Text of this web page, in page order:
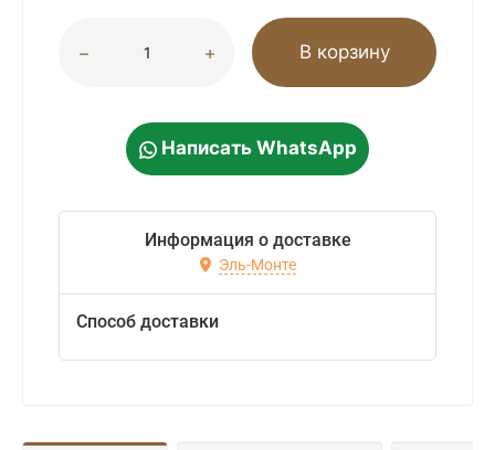
В корзину
Написать WhatsApp
Информация о доставке
Эль-Монте
Способ доставки